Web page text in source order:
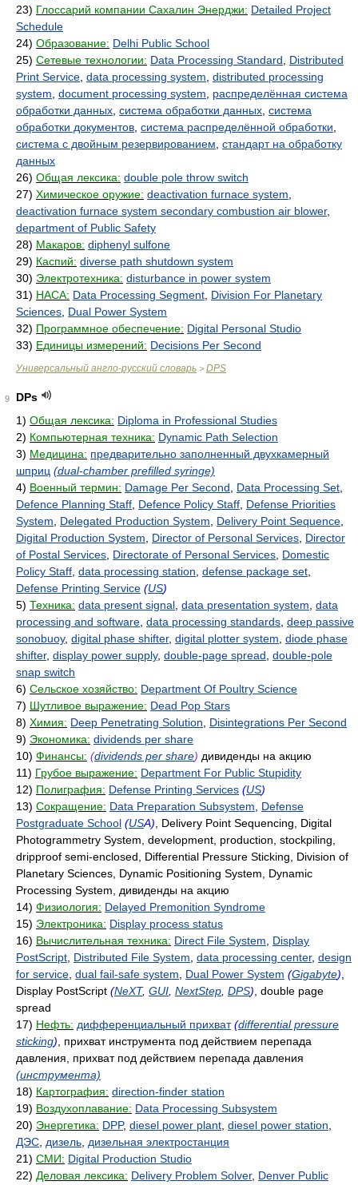
23) Глоссарий компании Сахалин Энерджи: Detailed Project
Schedule
24) Образование: Delhi Public School
25) Сетевые технологии: Data Processing Standard
Distributed
Print Service data processing system distributed processing
system document processing system
распределённая система
обработки данных система обработки данных система
обработки документов система распределённой обработки
система с двойным резервированием стандарт на обработку
данных
26) Общая лексика: double pole throw switch
27) Химическое оружие: deactivation furnace system
deactivation furnace system secondary combustion air blower,
department of Public Safety
28) Макаров: diphenyl sulfone
29) Каспий: diverse path shutdown system
30) Электротехника: disturbance in power system
31) НАСА: Data Processing Segment Division For Planetary
Sciences Dual Power System
32) Программное обеспечение: Digital Personal Studio
33) Единицы измерений: Decisions Per Second
Универсальный англо-русский словарь > DPS
9
DPs
1) Общая лексика: Diploma in Professional Studies
2) Компьютерная техника: Dynamic Path Selection
3) Медицина: предварительно заполненный двухкамерный
шприц (dual-chamber prefilled syringe)
4) Военный термин: Damage Per Second Data Processing Set
Defence Planning Staff Defence Policy Staff Defense Priorities
System
Delegated Production System Delivery Point Sequence
Digital Production System
Director of Personal Services Director
of Postal Services Directorate of Personal Services Domestic
Policy Staff data processing station defense package set
Defense Printing Service (US)
5) Техника: data present signal data presentation system data
processing and software data processing standards deep passive
sonobuoy, digital phase shifter, digital plotter system diode phase
shifter, display power supply, double-page spread double-pole
snap switch
6) Сельское хозяйство: Department Of Poultry Science
7) Шутливое выражение: Dead Pop Stars
8) Химия: Deep Penetrating Solution
Disintegrations Per Second
9) Экономика: dividends per share
10) Финансы: (dividends per share) дивиденды на акцию
11) Грубое выражение: Department For Public Stupidity
12) Полиграфия: Defense Printing Services (US)
13) Сокращение: Data Preparation Subsystem
Defense
Postgraduate School (USA) , Delivery Point Sequencing, Digital
Photogrammetry System, development, production, stockpiling,
dripproof semi-enclosed, Differential Pressure Sticking, Division of
Planetary Sciences, Dynamic Positioning System, Dynamic
Processing System, дивиденды на акцию
14) Физиология: Delayed Premonition Syndrome
15) Электроника: Display process status
16) Вычислительная техника: Direct File System
Display
PostScript Distributed File System data processing center, design
for service dual fail-safe system Dual Power System (Gigabyte)
Display PostScript (NeXT, GUI NextStep DPS) , double page
spread
17) Нефть: дифференциальный прихват (differential pressure
sticking) , прихват инструмента под действием перепада
давления, прихват под действием перепада давления
(инструмента)
18) Картография: direction-finder station
19) Воздухоплавание: Data Processing Subsystem
20) Энергетика: DPP, diesel power plant diesel power station
ДЭС дизель дизельная электростанция
21) СМИ: Digital Production Studio
22) Деловая лексика: Delivery Problem Solver, Denver Public